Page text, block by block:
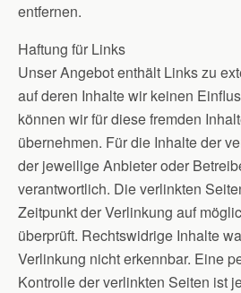
entfernen.
Haftung für Links
Unser Angebot enthält Links zu
auf deren Inhalte wir keinen
können wir für diese fremden
übernehmen. Für die Inhalte der
der jeweilige Anbieter oder
verantwortlich. Die verlinkten
Zeitpunkt der Verlinkung auf
überprüft. Rechtswidrige Inhalte
Verlinkung nicht erkennbar. Eine
Kontrolle der verlinkten Seiten ist